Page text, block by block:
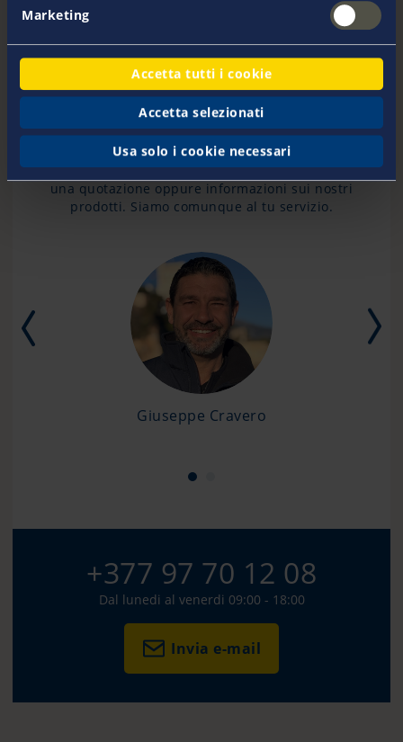
Marketing
Accetta tutti i cookie
Accetta selezionati
Usa solo i cookie necessari
Contattaci
Il Team di Pantaenius
Hai delle domande? Il nostro team sarà felice di
offrirti una consulenza su tutto quello che riguarda la
polizza della tua barca. Non importa che tuo voglia
una quotazione oppure informazioni sui nostri
prodotti. Siamo comunque al tu servizio.
Giuseppe Cravero
+377 97 70 12 08
Dal lunedi al venerdi 09:00 - 18:00
Invia e-mail